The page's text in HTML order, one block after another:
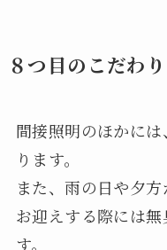
８つ目のこだわ
間接照明のほかに
ります。
また、雨の日や夕
お迎えする際には
す。